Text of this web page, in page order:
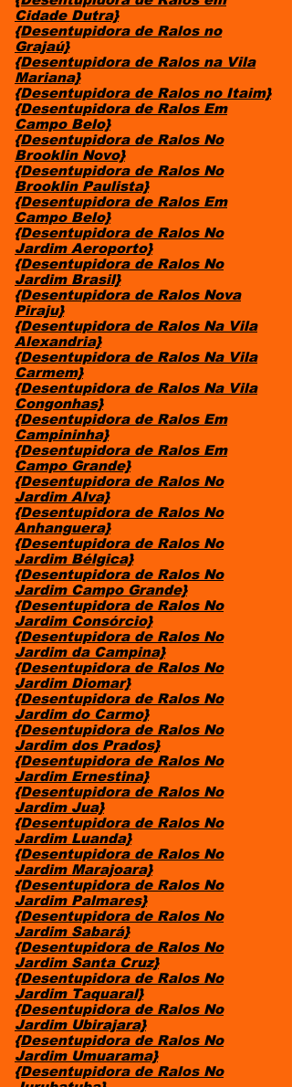
Cidade Dutra}
{Desentupidora de Ralos no
Grajaú}
{Desentupidora de Ralos na Vila
Mariana}
{Desentupidora de Ralos no Itaim}
{Desentupidora de Ralos Em
Campo Belo}
{Desentupidora de Ralos No
Brooklin Novo}
{Desentupidora de Ralos No
Brooklin Paulista}
{Desentupidora de Ralos Em
Campo Belo}
{Desentupidora de Ralos No
Jardim Aeroporto}
{Desentupidora de Ralos No
Jardim Brasil}
{Desentupidora de Ralos Nova
Piraju}
{Desentupidora de Ralos Na Vila
Alexandria}
{Desentupidora de Ralos Na Vila
Carmem}
{Desentupidora de Ralos Na Vila
Congonhas}
{Desentupidora de Ralos Em
Campininha}
{Desentupidora de Ralos Em
Campo Grande}
{Desentupidora de Ralos No
Jardim Alva}
{Desentupidora de Ralos No
Anhanguera}
{Desentupidora de Ralos No
Jardim Bélgica}
{Desentupidora de Ralos No
Jardim Campo Grande}
{Desentupidora de Ralos No
Jardim Consórcio}
{Desentupidora de Ralos No
Jardim da Campina}
{Desentupidora de Ralos No
Jardim Diomar}
{Desentupidora de Ralos No
Jardim do Carmo}
{Desentupidora de Ralos No
Jardim dos Prados}
{Desentupidora de Ralos No
Jardim Ernestina}
{Desentupidora de Ralos No
Jardim Jua}
{Desentupidora de Ralos No
Jardim Luanda}
{Desentupidora de Ralos No
Jardim Marajoara}
{Desentupidora de Ralos No
Jardim Palmares}
{Desentupidora de Ralos No
Jardim Sabará}
{Desentupidora de Ralos No
Jardim Santa Cruz}
{Desentupidora de Ralos No
Jardim Taquaral}
{Desentupidora de Ralos No
Jardim Ubirajara}
{Desentupidora de Ralos No
Jardim Umuarama}
{Desentupidora de Ralos No